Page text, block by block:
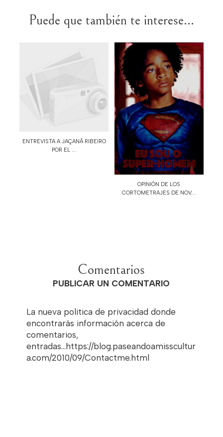
Puede que también te interese...
ENTREVISTA A JAÇANÃ RIBEIRO
POR EL ...
OPINIÓN DE LOS
CORTOMETRAJES DE NOV...
Comentarios
PUBLICAR UN COMENTARIO
La nueva politica de privacidad donde
encontrarás información acerca de
comentarios,
entradas...https://blog.paseandoamisscultur
a.com/2010/09/Contactme.html